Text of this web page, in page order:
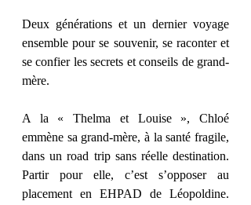
Deux générations et un dernier voyage
ensemble pour se souvenir, se raconter et
se confier les secrets et conseils de grand-
mère.
A la « Thelma et Louise », Chloé
emmène sa grand-mère, à la santé fragile,
dans un road trip sans réelle destination.
Partir pour elle, c’est s’opposer au
placement en EHPAD de Léopoldine.